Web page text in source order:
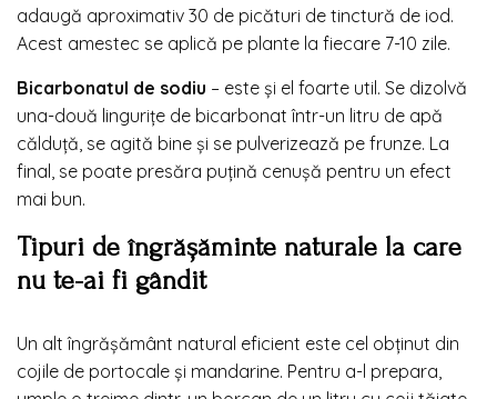
adaugă aproximativ 30 de picături de tinctură de iod.
Acest amestec se aplică pe plante la fiecare 7-10 zile.
Bicarbonatul de sodiu – este și el foarte util. Se dizolvă
una-două lingurițe de bicarbonat într-un litru de apă
călduță, se agită bine și se pulverizează pe frunze. La
final, se poate presăra puțină cenușă pentru un efect
mai bun.
Tipuri de îngrășăminte naturale la care
nu te-ai fi gândit
Un alt îngrășământ natural eficient este cel obținut din
cojile de portocale și mandarine. Pentru a-l prepara,